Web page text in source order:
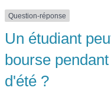
Question-réponse
Un étudiant
bourse
d'été ?